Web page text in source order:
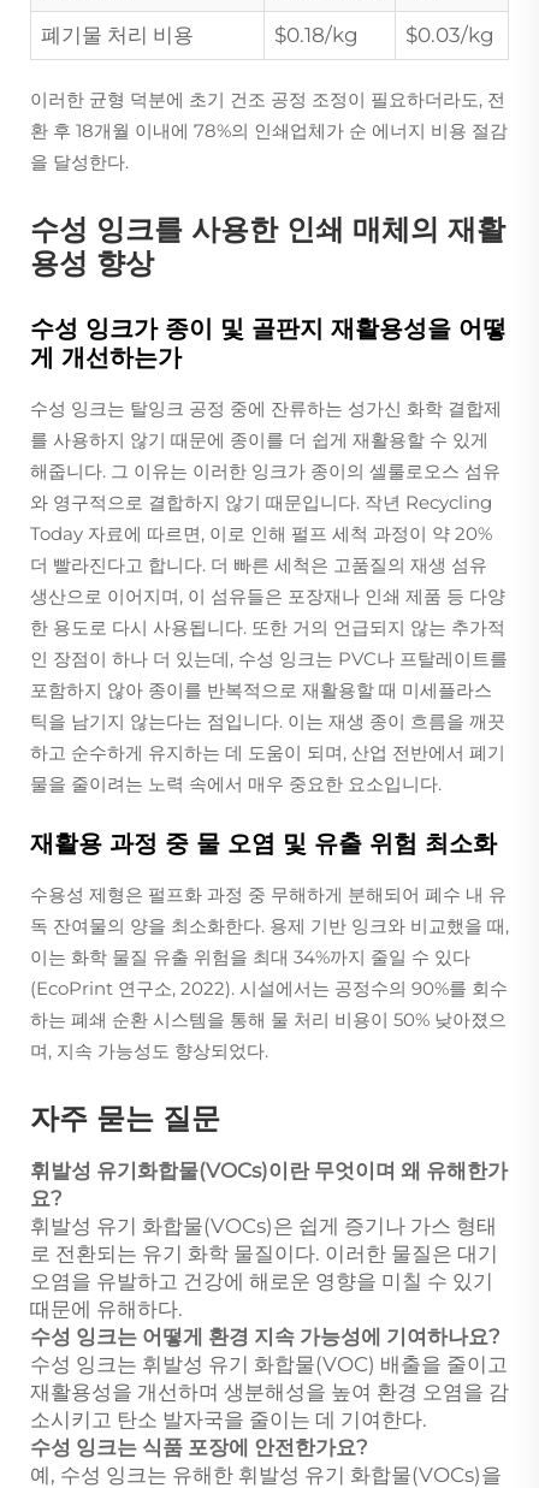
폐기물 처리 비용
$0.18/kg $0.03/kg
이러한 균형 덕분에 초기 건조 공정 조정이 필요하더라도, 전
환 후 18개월 이내에 78%의 인쇄업체가 순 에너지 비용 절감
을 달성한다.
수성 잉크를 사용한 인쇄 매체의 재활
용성 향상
수성 잉크가 종이 및 골판지 재활용성을 어떻
게 개선하는가
수성 잉크는 탈잉크 공정 중에 잔류하는 성가신 화학 결합제
를 사용하지 않기 때문에 종이를 더 쉽게 재활용할 수 있게
해줍니다. 그 이유는 이러한 잉크가 종이의 셀룰로오스 섬유
와 영구적으로 결합하지 않기 때문입니다. 작년 Recycling
Today 자료에 따르면, 이로 인해 펄프 세척 과정이 약 20%
더 빨라진다고 합니다. 더 빠른 세척은 고품질의 재생 섬유
생산으로 이어지며, 이 섬유들은 포장재나 인쇄 제품 등 다양
한 용도로 다시 사용됩니다. 또한 거의 언급되지 않는 추가적
인 장점이 하나 더 있는데, 수성 잉크는 PVC나 프탈레이트를
포함하지 않아 종이를 반복적으로 재활용할 때 미세플라스
틱을 남기지 않는다는 점입니다. 이는 재생 종이 흐름을 깨끗
하고 순수하게 유지하는 데 도움이 되며, 산업 전반에서 폐기
물을 줄이려는 노력 속에서 매우 중요한 요소입니다.
재활용 과정 중 물 오염 및 유출 위험 최소화
수용성 제형은 펄프화 과정 중 무해하게 분해되어 폐수 내 유
독 잔여물의 양을 최소화한다. 용제 기반 잉크와 비교했을 때,
이는 화학 물질 유출 위험을 최대 34%까지 줄일 수 있다
(EcoPrint 연구소, 2022). 시설에서는 공정수의 90%를 회수
하는 폐쇄 순환 시스템을 통해 물 처리 비용이 50% 낮아졌으
며, 지속 가능성도 향상되었다.
자주 묻는 질문
휘발성 유기화합물(VOCs)이란 무엇이며 왜 유해한가
요?
휘발성 유기 화합물(VOCs)은 쉽게 증기나 가스 형태
로 전환되는 유기 화학 물질이다. 이러한 물질은 대기
오염을 유발하고 건강에 해로운 영향을 미칠 수 있기
때문에 유해하다.
수성 잉크는 어떻게 환경 지속 가능성에 기여하나요?
수성 잉크는 휘발성 유기 화합물(VOC) 배출을 줄이고
재활용성을 개선하며 생분해성을 높여 환경 오염을 감
소시키고 탄소 발자국을 줄이는 데 기여한다.
수성 잉크는 식품 포장에 안전한가요?
예, 수성 잉크는 유해한 휘발성 유기 화합물(VOCs)을